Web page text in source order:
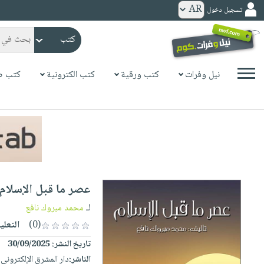
كتب
ورقية
المواضيع
عروض
صفحات
مشوقة
الكترونية
حديثاً
مبيعاً
كتب
مجانية
الرئيسية
masmu3
بلا
حدودالصفحةوسائل
تسجيل دخول
نيل وفرات كتب ورقية كتب الكترونية كتب
عصر ما قبل الإسلام
لـمحمد مبروك نافع
(0)
تاريخ النشر:30/09/2025
الناشر:دار المشرق الإلكتروني